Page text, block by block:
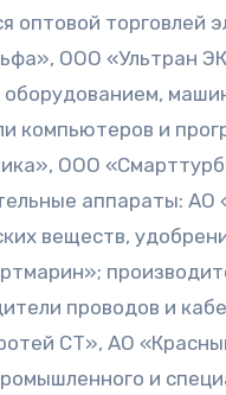
оптовой торговлей
ООО «Ультран
оборудованием,
компьютеров и
ООО
аппараты:
веществ,
п
проводов и
СТ», АО
и